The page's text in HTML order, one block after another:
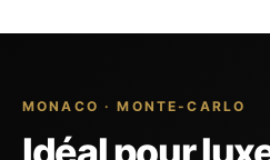
MONACO · MONTE-CARLO